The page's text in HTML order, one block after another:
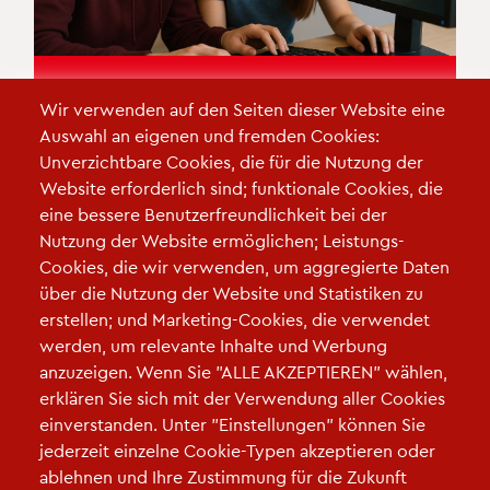
Serious Games: Wie kann der
Einsatz im Unterricht gelingen?
Wie auch Filme und Bücher gehören
Videospiele mittlerweile zum Kulturgut und sind
aus dem Alltag vieler Jugendlicher nicht mehr
wegzudenken.
Wir verwenden auf den Seiten dieser Website eine
Auswahl an eigenen und fremden Cookies:
Unverzichtbare Cookies, die für die Nutzung der
Website erforderlich sind; funktionale Cookies, die
eine bessere Benutzerfreundlichkeit bei der
Nutzung der Website ermöglichen; Leistungs-
Cookies, die wir verwenden, um aggregierte Daten
über die Nutzung der Website und Statistiken zu
erstellen; und Marketing-Cookies, die verwendet
werden, um relevante Inhalte und Werbung
anzuzeigen. Wenn Sie "ALLE AKZEPTIEREN" wählen,
erklären Sie sich mit der Verwendung aller Cookies
einverstanden. Unter "Einstellungen" können Sie
jederzeit einzelne Cookie-Typen akzeptieren oder
ablehnen und Ihre Zustimmung für die Zukunft